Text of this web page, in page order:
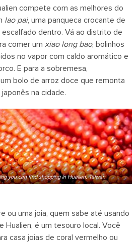
compete com as melhores do
lao pai, uma panqueca crocante de
dentro. Vá ao distrito de
comer um xiao long bao, bolinhos
no vapor com caldo aromático e
E para a sobremesa,
bolo de arroz doce que remonta
na cidade.
you can find shopping in Hualien, Taiwan
ou uma joia, quem sabe até usando
Hualien, é um tesouro local. Você
casa joias de coral vermelho ou